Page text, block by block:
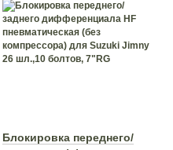
Блокировка переднего/